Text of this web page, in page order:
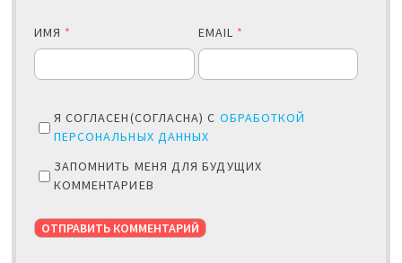
ИМЯ * EMAIL *
Я СОГЛАСЕН(СОГЛАСНА) С ОБРАБОТКОЙ
ПЕРСОНАЛЬНЫХ ДАННЫХ
ЗАПОМНИТЬ МЕНЯ ДЛЯ БУДУЩИХ
КОММЕНТАРИЕВ